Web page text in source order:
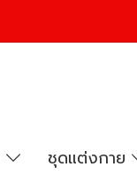
ชุดแต่งกาย